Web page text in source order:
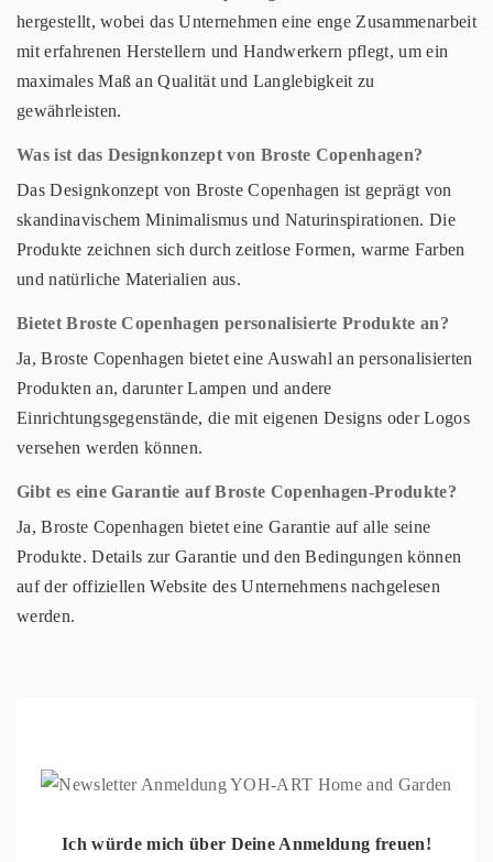
hergestellt, wobei das Unternehmen eine enge Zusammenarbeit
mit erfahrenen Herstellern und Handwerkern pflegt, um ein
maximales Maß an Qualität und Langlebigkeit zu
gewährleisten.
Was ist das Designkonzept von Broste Copenhagen?
Das Designkonzept von Broste Copenhagen ist geprägt von
skandinavischem Minimalismus und Naturinspirationen. Die
Produkte zeichnen sich durch zeitlose Formen, warme Farben
und natürliche Materialien aus.
Bietet Broste Copenhagen personalisierte Produkte an?
Ja, Broste Copenhagen bietet eine Auswahl an personalisierten
Produkten an, darunter Lampen und andere
Einrichtungsgegenstände, die mit eigenen Designs oder Logos
versehen werden können.
Gibt es eine Garantie auf Broste Copenhagen-Produkte?
Ja, Broste Copenhagen bietet eine Garantie auf alle seine
Produkte. Details zur Garantie und den Bedingungen können
auf der offiziellen Website des Unternehmens nachgelesen
werden.
Ich würde mich über Deine Anmeldung freuen!